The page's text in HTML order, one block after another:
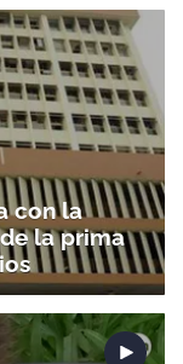
con la
la prima